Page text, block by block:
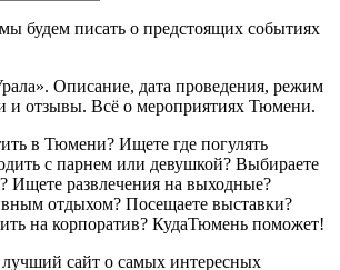
будем писать о предстоящих событиях
Описание, дата проведения, режим
и отзывы. Всё о мероприятиях Тюмени.
в Тюмени? Ищете где погулять
с парнем или девушкой? Выбираете
Ищете развлечения на выходные?
отдыхом? Посещаете выставки?
на корпоратив? КудаТюмень поможет!
сайт о самых интересных